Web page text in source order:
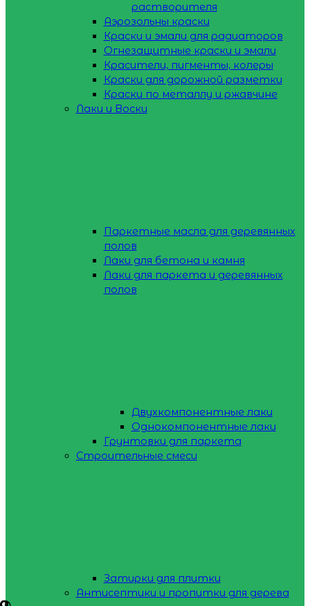
растворителя
Аэрозольны краски
Краски и эмали для радиаторов
Огнезащитные краски и эмали
Красители, пигменты, колеры
Краски для дорожной разметки
Краски по металлу и ржавчине
Лаки и Воски
Паркетные масла для деревянных
полов
Лаки для бетона и камня
Лаки для паркета и деревянных
полов
Двухкомпонентные лаки
Однокомпонентные лаки
Грунтовки для паркета
Строительные смеси
Затирки для плитки
Антисептики и пропитки для дерева